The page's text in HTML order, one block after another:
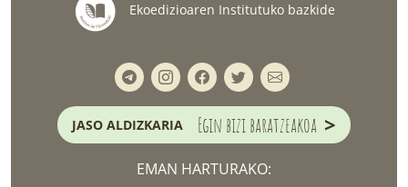
Ekoedizioaren Institutuko bazkide
JASO ALDIZKARIA Egin bizi baratzeakoa >
EMAN HARTURAKO: